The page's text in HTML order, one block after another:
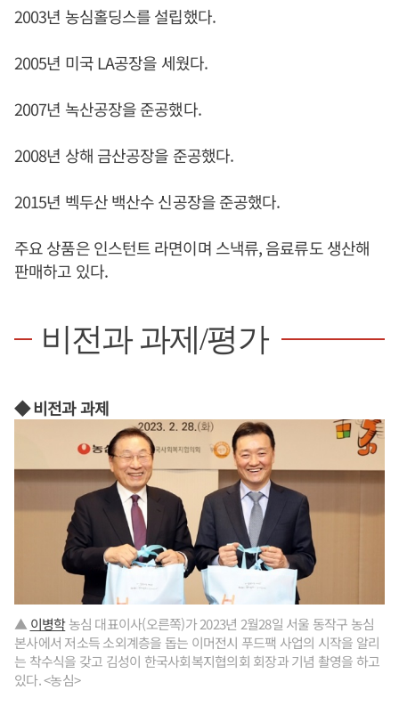
2003년 농심홀딩스를 설립했다.
2005년 미국 LA공장을 세웠다.
2007년 녹산공장을 준공했다.
2008년 상해 금산공장을 준공했다.
2015년 벡두산 백산수 신공장을 준공했다.
주요 상품은 인스턴트 라면이며 스낵류, 음료류도 생산해
판매하고 있다.
비전과 과제/평가
◆ 비전과 과제
▲ 이병학농심 대표이사(오른쪽)가 2023년 2월28일 서울 동작구 농심
본사에서 저소득 소외계층을 돕는 이머전시 푸드팩 사업의 시작을 알리
는 착수식을 갖고 김성이 한국사회복지협의회 회장과 기념 촬영을 하고
있다. <농심>